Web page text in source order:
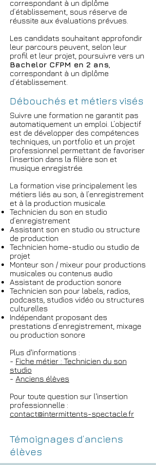
correspondant à un diplôme
d’établissement, sous réserve de
réussite aux évaluations prévues.
Les candidats souhaitant approfondir
leur parcours peuvent, selon leur
profil et leur projet, poursuivre vers un
Bachelor CFPM en 2 ans
correspondant à un diplôme
d’établissement.
Débouchés et métiers visés
Suivre une formation ne garantit pas
automatiquement un emploi. L’objectif
est de développer des compétences
techniques, un portfolio et un projet
professionnel permettant de favoriser
l’insertion dans la filière son et
musique enregistrée.
La formation vise principalement les
métiers liés au son, à l’enregistrement
et à la production musicale.
Technicien du son en studio
d’enregistrement
Assistant son en studio ou structure
de production
Technicien home-studio ou studio de
projet
Monteur son / mixeur pour productions
musicales ou contenus audio
Assistant de production sonore
Technicien son pour labels, radios,
podcasts, studios vidéo ou structures
culturelles
Indépendant proposant des
prestations d’enregistrement, mixage
ou production sonore
Plus d'informations :
- Fiche métier : Technicien du son
studio
- Anciens élèves
Pour toute question sur l'insertion
professionnelle :
contact@intermittents-spectacle.fr
Témoignages d’anciens
élèves